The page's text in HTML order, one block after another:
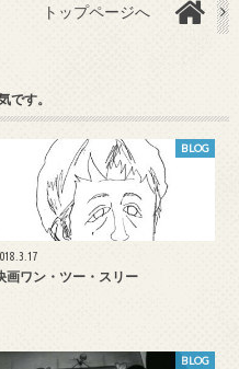
トップページへ
です。
BLOG
画ワン・ツー・スリー
BLOG